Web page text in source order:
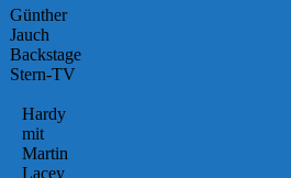
Günther
Jauch
Backstage
Stern-TV
Hardy
mit
Martin
Lacey